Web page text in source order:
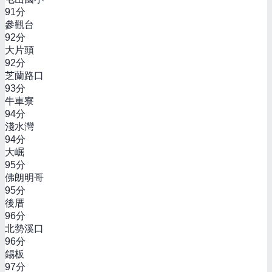
91分
參觀台
92分
大片頭
92分
芝蘭路口
93分
牛車寮
94分
淺水灣
94分
大崛
95分
佛朗明哥
95分
後厝
96分
北勢溪口
96分
錫板
97分